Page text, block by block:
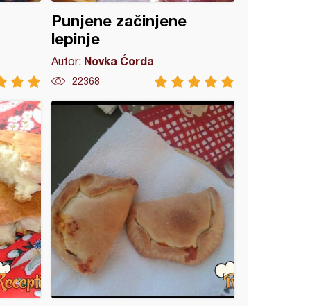
Punjene začinjene
lepinje
Autor: Novka Ćorda
22368